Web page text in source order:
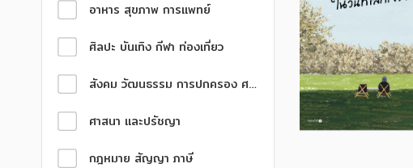
ความรู้ทั่วไป
การ์ตูนความรู้ การ์ตูน
การ์ตูนมังงะ (Manga)
ความรู้ทั่วไป
การ์ตูนความรู้ การ์ตูน
การ์ตูนมังงะ (Manga)
อาหาร สุขภาพ การแพทย์
ศิลปะ บันเทิง กีฬา ท่องเที่ยว
สังคม วัฒนธรรม การปกครอง ศาสนาและปรัชญา
ศาสนา และปรัชญา
กฎหมาย สัญญา ภาษี